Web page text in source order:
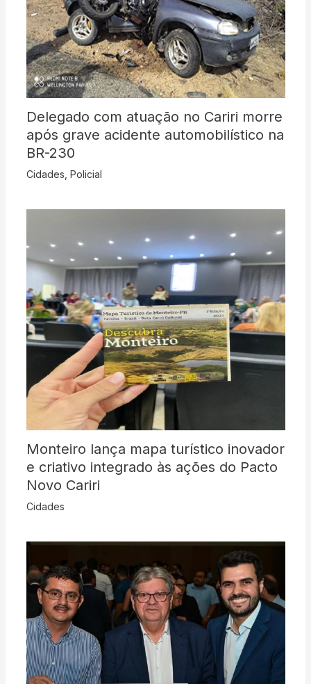
Delegado com atuação no Cariri morre
após grave acidente automobilístico na
BR-230
Cidades Policial
Monteiro lança mapa turístico inovador
e criativo integrado às ações do Pacto
Novo Cariri
Cidades